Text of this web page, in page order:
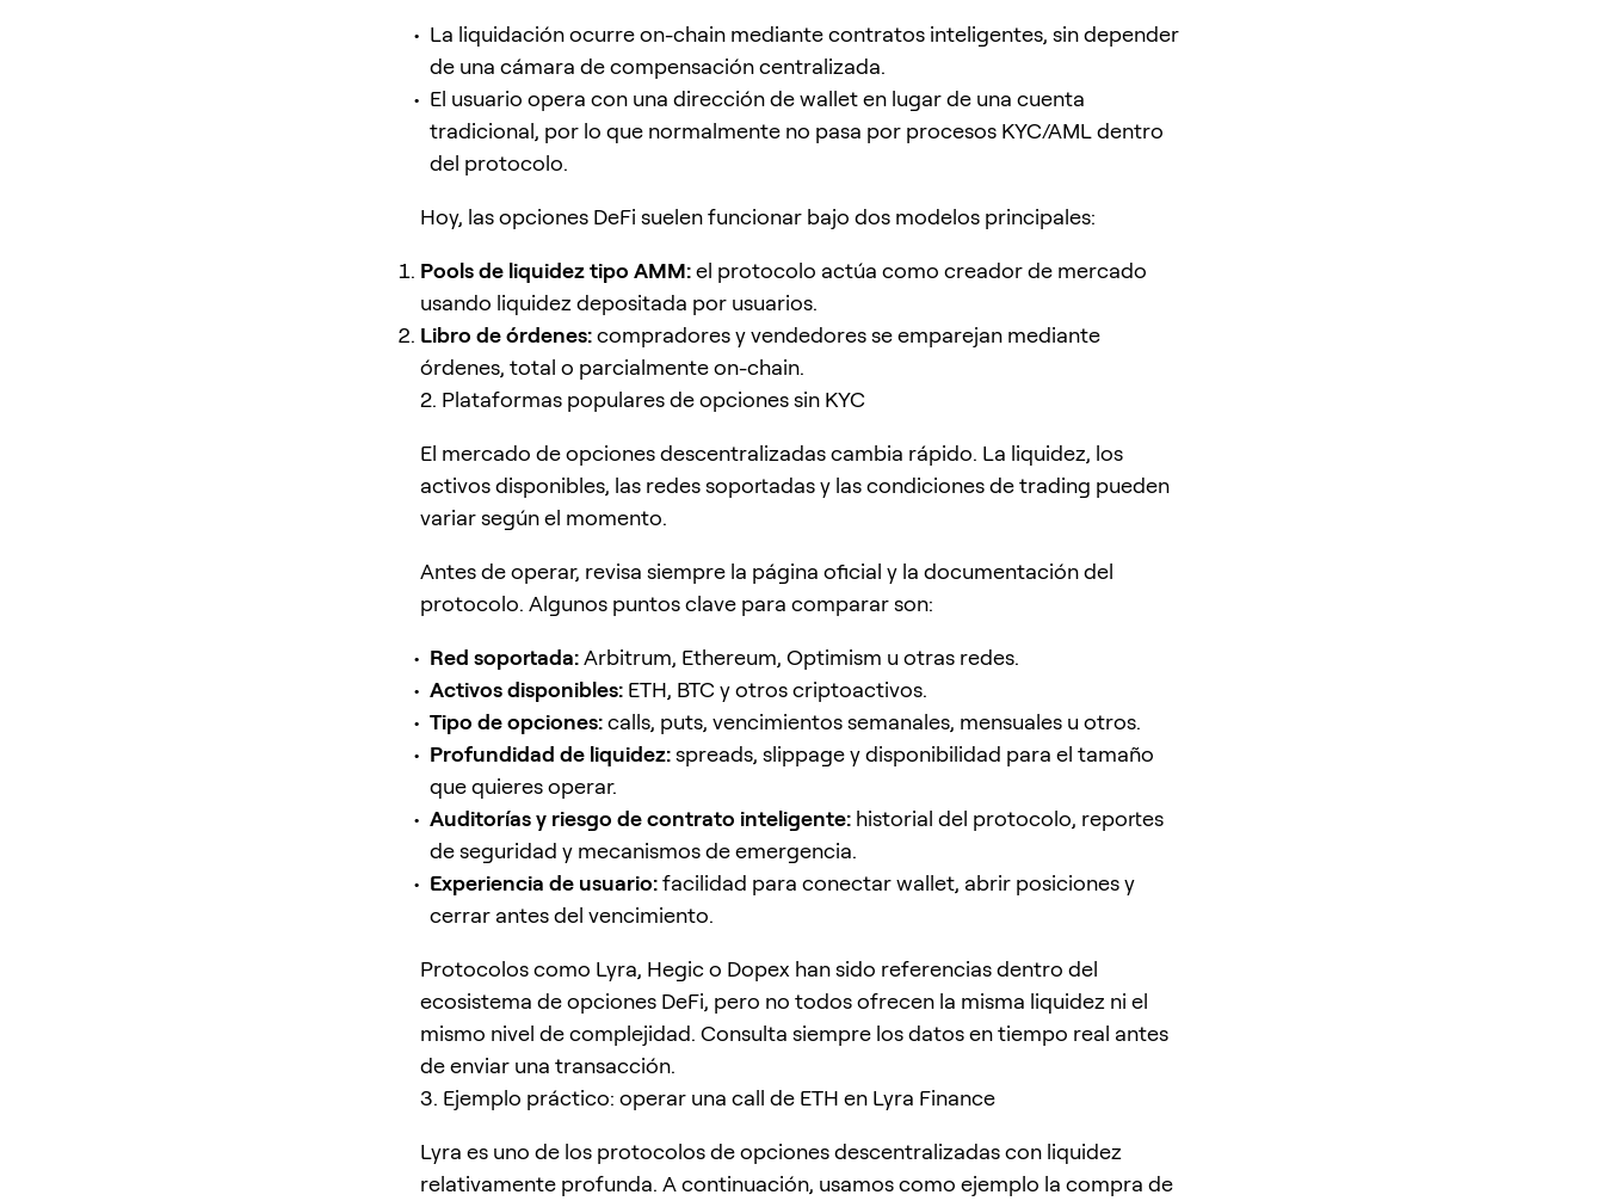
La liquidación ocurre on-chain mediante contratos inteligentes, sin depender
de una cámara de compensación centralizada.
El usuario opera con una dirección de wallet en lugar de una cuenta
tradicional, por lo que normalmente no pasa por procesos KYC/AML dentro
del protocolo.
Hoy, las opciones DeFi suelen funcionar bajo dos modelos principales:
Pools de liquidez tipo AMM:el protocolo actúa como creador de mercado
usando liquidez depositada por usuarios.
Libro de órdenes:compradores y vendedores se emparejan mediante
órdenes, total o parcialmente on-chain.
2. Plataformas populares de opciones sin KYC
El mercado de opciones descentralizadas cambia rápido. La liquidez, los
activos disponibles, las redes soportadas y las condiciones de trading pueden
variar según el momento.
Antes de operar, revisa siempre la página oficial y la documentación del
protocolo. Algunos puntos clave para comparar son:
Red soportada:Arbitrum, Ethereum, Optimism u otras redes.
Activos disponibles: ETH, BTC y otros criptoactivos.
Tipo de opciones:calls, puts, vencimientos semanales, mensuales u otros.
Profundidad de liquidez:spreads, slippage y disponibilidad para el tamaño
que quieres operar.
Auditorías y riesgo de contrato inteligente: historial del protocolo, reportes
de seguridad y mecanismos de emergencia.
Experiencia de usuario:facilidad para conectar wallet, abrir posiciones y
cerrar antes del vencimiento.
Protocolos como Lyra, Hegic o Dopex han sido referencias dentro del
ecosistema de opciones DeFi, pero no todos ofrecen la misma liquidez ni el
mismo nivel de complejidad. Consulta siempre los datos en tiempo real antes
de enviar una transacción.
3. Ejemplo práctico: operar una call de ETH en Lyra Finance
Lyra es uno de los protocolos de opciones descentralizadas con liquidez
relativamente profunda. A continuación, usamos como ejemplo la compra de